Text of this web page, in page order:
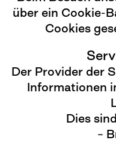
über ein Cookie-
Cookies
Der Provider der
Informationen
Dies
–